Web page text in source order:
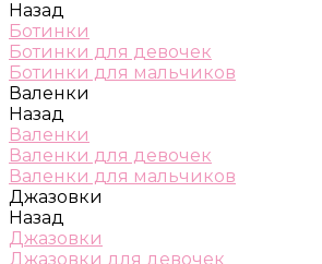
Назад
Ботинки
Ботинки для девочек
Ботинки для мальчиков
Валенки
Назад
Валенки
Валенки для девочек
Валенки для мальчиков
Джазовки
Назад
Джазовки
Джазовки для девочек